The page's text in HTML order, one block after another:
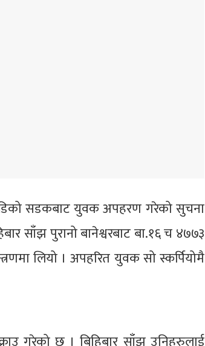
सडकबाट युवक अपहरण गरेको सुचना
साँझ पुरानो बानेश्वरबाट बा.१६ च ४७७३
लियो । अपहरित युवक सो स्कर्पियोमै